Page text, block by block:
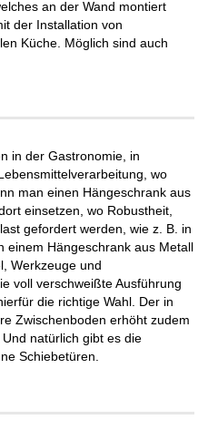
an der Wand montiert
der Installation von
Küche. Möglich sind auch
in der Gastronomie, in
wo
man einen Hängeschrank aus
einsetzen, wo Robustheit,
gefordert werden, wie z. B. in
einem Hängeschrank aus Metall
Werkzeuge und
voll verschweißte Ausführung
die richtige Wahl. Der in
Zwischenboden erhöht zudem
natürlich gibt es die
Schiebetüren.